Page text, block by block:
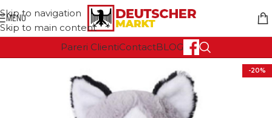
Skip to navigation
Skip to main content
MENU
Pareri ClientiContactBLOG
-20%